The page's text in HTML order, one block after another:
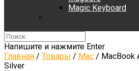
Magic Keyboard
Напишите и нажмите Enter
Главная / Товары / Mac / MacBook
Silver